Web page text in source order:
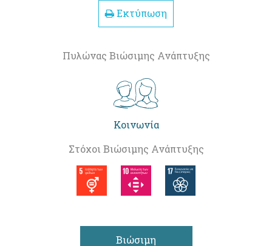
Εκτύπωση
Πυλώνας Βιώσιμης Ανάπτυξης
Κοινωνία
Στόχοι Βιώσιμης Ανάπτυξης
Βιώσιμη